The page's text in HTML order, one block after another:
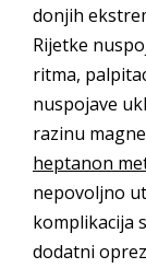
donjih
Rijetke
ritma,
nuspojave
razinu
heptanon
nepovoljno
komplikacija
dodatni